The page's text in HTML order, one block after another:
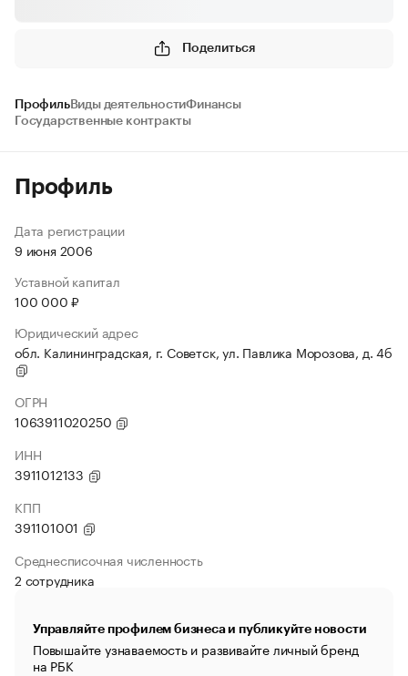
Поделиться
ПрофильВиды деятельностиФинансы
Государственные контракты
Профиль
Дата регистрации
9 июня 2006
Уставной капитал
100 000 ₽
Юридический адрес
обл. Калининградская, г. Советск, ул. Павлика Морозова, д. 4б
ОГРН
1063911020250
ИНН
3911012133
КПП
391101001
Среднесписочная численность
2 сотрудника
Управляйте профилем бизнеса и публикуйте новости
Повышайте узнаваемость и развивайте личный бренд
на РБК